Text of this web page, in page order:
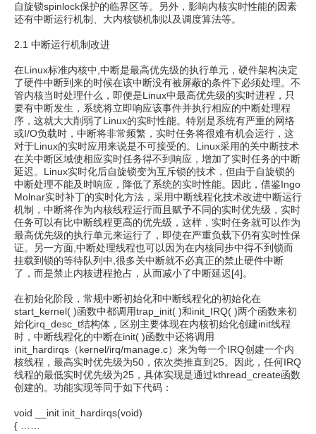
自旋锁spinlock保护的临界区等。另外，影响内核实时性能的因素
还有中断运行机制、大内核锁机制以及调度算法等。
2.1 中断运行机制改进
在Linux标准内核中,中断是最高优先级的执行单元，硬件架构决定
了硬件中断到来的时候在该中断没有被屏蔽的条件下必须处理。不
管内核当时处理什么，即便是Linux中最高优先级的实时进程，只
要有中断发生，系统将立即响应该事件并执行相应的中断处理程
序，这就大大削弱了Linux的实时性能。特别是系统有严重的网络
或I/O负载时，中断将非常频繁，实时任务将很难有机会运行，这
对于Linux的实时应用来说是不可接受的。Linux采用的关中断技术
在关中断区域使相应实时任务得不到响应，增加了实时任务的中断
延迟。Linux实时化后自旋锁变为互斥锁的技术，但由于自旋锁的
中断处理不能及时响应，降低了系统的实时性能。因此，借鉴Ingo
Molnar实时补丁的实时化方法，采用中断线程化技术改进中断运行
机制，中断将作为内核线程运行而且赋予不同的实时优先级，实时
任务可以有比中断线程更高的优先级，这样，实时任务就可以作为
最高优先级的执行单元来运行了，即使在严重负载下仍有实时性保
证。另一方面,中断处理线程也可以因为在内核同步中得不到锁而
挂载到锁的等待队列中,很多关中断就不必真正的禁止硬件中断
了，而是禁止内核进程抢占，从而减小了中断延迟[4]。
在初始化阶段，常规中断初始化和中断线程化的初始化在
start_kernel( )函数中都调用trap_init( )和init_IRQ( )两个函数来初
始化irq_desc_t结构体，区别主要体现在内核初始化创建init线程
时，中断线程化的中断在init( )函数中还将调用
init_hardirqs（kernel/irq/manage.c）来为每一个IRQ创建一个内
核线程，最高实时优先级为50，依次类推直到25。因此，任何IRQ
线程的最低实时优先级为25，具体实现是通过kthread_create函数
创建的。功能实现等同于如下代码：
void __init init_hardirqs(void)
{ ……